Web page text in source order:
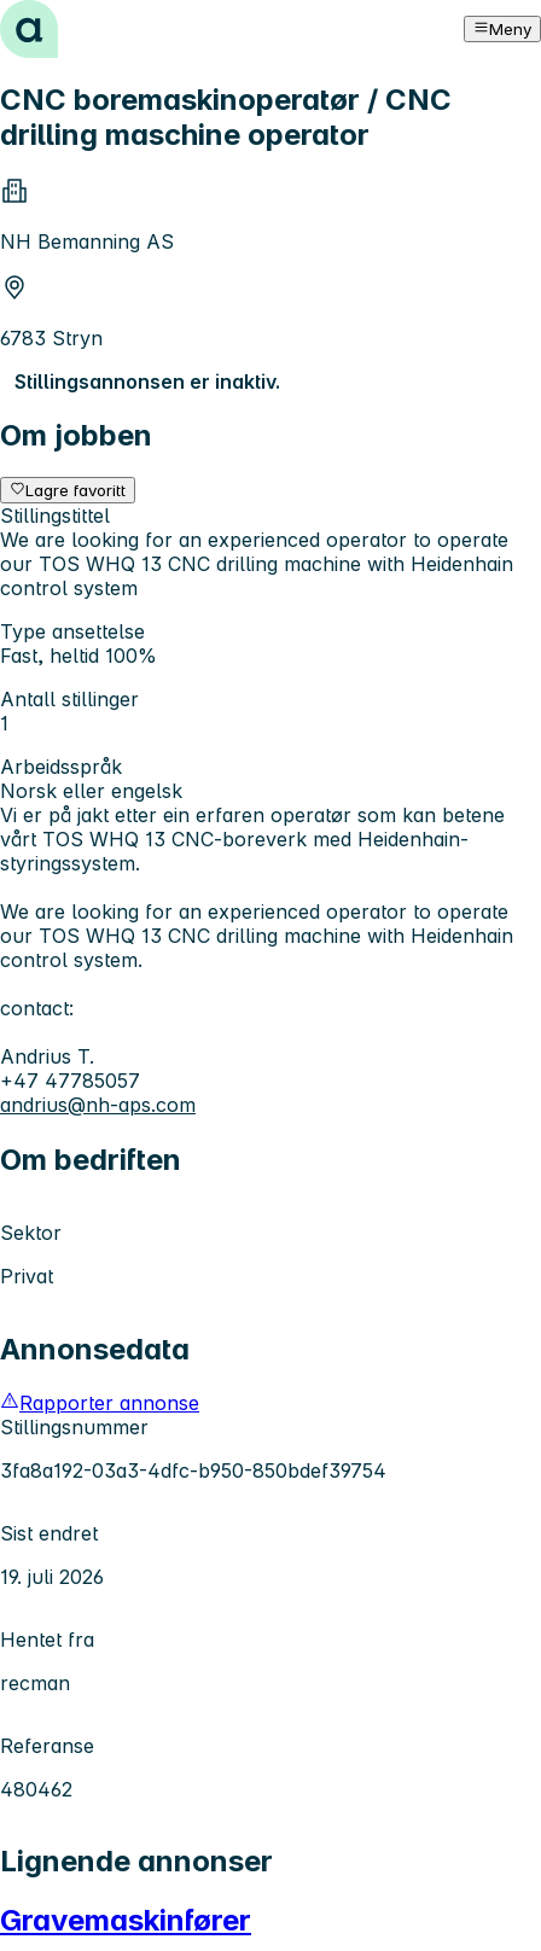
Hopp til innhold Meny
CNC boremaskinoperatør / CNC
drilling maschine operator
NH Bemanning AS
6783 Stryn
Stillingsannonsen er inaktiv.
Om jobben
Lagre favoritt
Stillingstittel
We are looking for an experienced operator to operate
our TOS WHQ 13 CNC drilling machine with Heidenhain
control system
Type ansettelse
Fast, heltid 100%
Antall stillinger
1
Arbeidsspråk
Norsk eller engelsk
Vi er på jakt etter ein erfaren operatør som kan betene
vårt TOS WHQ 13 CNC-boreverk med Heidenhain-
styringssystem.
We are looking for an experienced operator to operate
our TOS WHQ 13 CNC drilling machine with Heidenhain
control system.
contact:
Andrius T.
+47 47785057
andrius@nh-aps.com
Om bedriften
Sektor
Privat
Annonsedata
Rapporter annonse
Stillingsnummer
3fa8a192-03a3-4dfc-b950-850bdef39754
Sist endret
19. juli 2026
Hentet fra
recman
Referanse
480462
Lignende annonser
Gravemaskinfører